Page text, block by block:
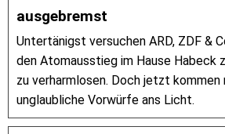
ausgebremst
Untertänigst versuchen ARD, ZDF &
den Atomausstieg im Hause Habeck
zu verharmlosen. Doch jetzt kommen
unglaubliche Vorwürfe ans Licht.